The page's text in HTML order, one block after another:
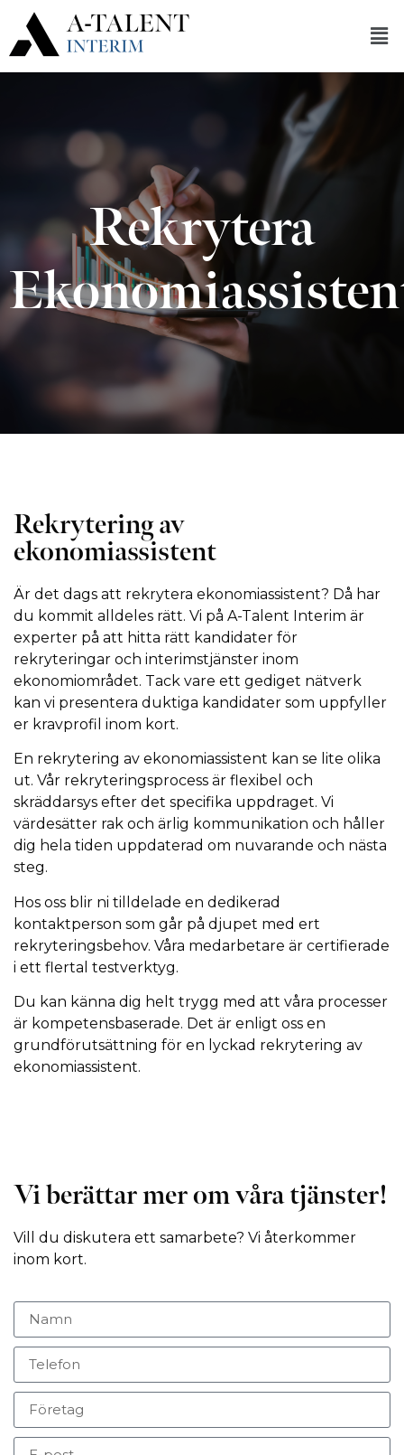
Rekrytera
Rekrytering av
ekonomiassistent
Är det dags att rekrytera ekonomiassistent? Då har
du kommit alldeles rätt. Vi på A-Talent Interim är
experter på att hitta rätt kandidater för
rekryteringar och interimstjänster inom
ekonomiområdet. Tack vare ett gediget nätverk
kan vi presentera duktiga kandidater som uppfyller
er kravprofil inom kort.
En rekrytering av ekonomiassistent kan se lite olika
ut. Vår rekryteringsprocess är flexibel och
skräddarsys efter det specifika uppdraget. Vi
värdesätter rak och ärlig kommunikation och håller
dig hela tiden uppdaterad om nuvarande och nästa
steg.
Hos oss blir ni tilldelade en dedikerad
kontaktperson som går på djupet med ert
rekryteringsbehov. Våra medarbetare är certifierade
i ett flertal testverktyg.
Du kan känna dig helt trygg med att våra processer
är kompetensbaserade. Det är enligt oss en
grundförutsättning för en lyckad rekrytering av
ekonomiassistent.
Vi berättar mer om våra tjänster!
Vill du diskutera ett samarbete? Vi återkommer
inom kort.